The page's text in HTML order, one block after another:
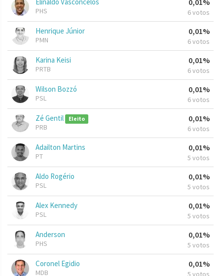
PHS
0,01%
6 votos
Henrique Júnior
PMN
0,01%
6 votos
Karina Keisi
PRTB
0,01%
6 votos
Wilson Bozzó
PSL
0,01%
6 votos
Zé Gentil Eleito
PRB
0,01%
6 votos
Adailton Martins
PT
0,01%
5 votos
Aldo Rogério
PSL
0,01%
5 votos
Alex Kennedy
PSL
0,01%
5 votos
Anderson
PHS
0,01%
5 votos
Coronel Egidio
MDB
0,01%
5 votos